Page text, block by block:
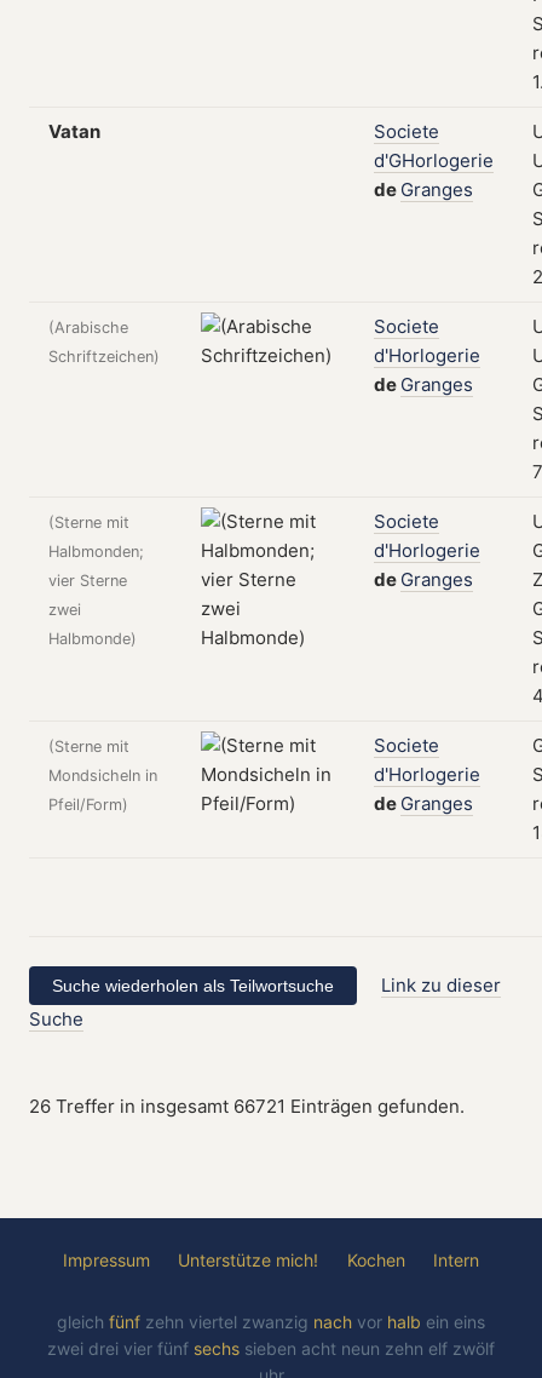
Vatan
Societe
d'GHorlogerie
de Granges
(Arabische
Schriftzeichen)
Societe
d'Horlogerie
de Granges
(Sterne mit
Halbmonden;
vier Sterne
zwei
Halbmonde)
Societe
d'Horlogerie
de Granges
(Sterne mit
Mondsicheln in
Pfeil/Form)
Societe
d'Horlogerie
de Granges
Link zu dieser
Suche
26 Treffer in insgesamt 66721 Einträgen gefunden.
Impressum Unterstütze mich! Kochen Intern
gleich fünf zehn viertel zwanzig nach vor halb ein eins
zwei drei vier fünf sechs sieben acht neun zehn elf zwölf